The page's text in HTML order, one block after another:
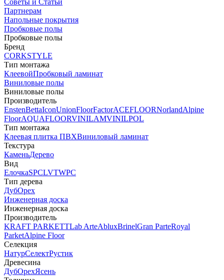
Советы и Статьи
Партнерам
Напольные покрытия
Пробковые полы
Пробковые полы
Бренд
CORKSTYLE
Тип монтажа
КлеевойПробковый ламинат
Виниловые полы
Виниловые полы
Производитель
EnstenBettaIconUnionFloorFactorACEFLOORNorlandAlpine
FloorAQUAFLOORVINILAMVINILPOL
Тип монтажа
Клеевая плитка ПВХВиниловый ламинат
Текстура
КаменьДерево
Вид
ЕлочкаSPCLVTWPC
Тип дерева
ДубОрех
Инженерная доска
Инженерная доска
Производитель
KRAFT PARKETTLab ArteAbluxBrinelGran ParteRoyal
ParketAlpine Floor
Селекция
НатурСелектРустик
Древесина
ДубОрехЯсень